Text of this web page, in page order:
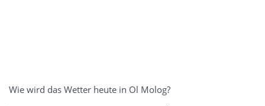
Wie wird das Wetter heute in Ol Molog?